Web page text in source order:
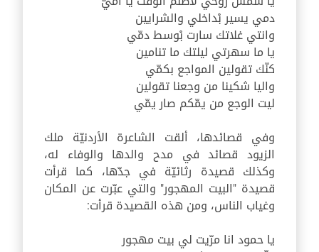
دمي يسير بْداخلي والشرايين
وانتي غلاتك سارت بْوسط دمّي
يا ما سهرتي ليلتك ما تنامين
كنّك تقولين المواجع بكمّي
واليا شكينا من وجعنا تقولين
ليت الوجع من يمّكم صار يمّي
وفي قصائدها، ألقت الشاعرة الأردنيّة ملك
الزيود قصائد في مدح والدها والوفاء له،
وكذلك قصيدة رثائيّة في جدّها، كما قرأت
قصيدة "البيت المهجور" والتي عبّرت عن المكان
وغياب الناس، ومن هذه القصيدة قرأت:
يا حمود انا مرّيت لي بيت مهجور